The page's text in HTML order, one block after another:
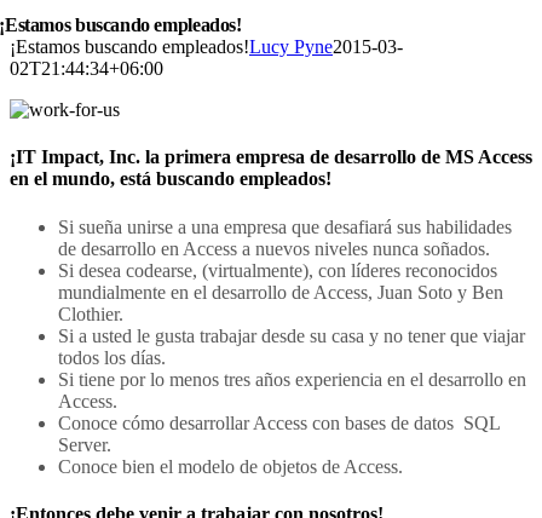
¡Estamos buscando empleados!
¡Estamos buscando empleados!Lucy Pyne2015-03-
02T21:44:34+06:00
¡IT Impact, Inc. la primera empresa de desarrollo de MS Access
en el mundo, está buscando empleados!
Si sueña unirse a una empresa que desafiará sus habilidades
de desarrollo en Access a nuevos niveles nunca soñados.
Si desea codearse, (virtualmente), con líderes reconocidos
mundialmente en el desarrollo de Access, Juan Soto y Ben
Clothier.
Si a usted le gusta trabajar desde su casa y no tener que viajar
todos los días.
Si tiene por lo menos tres años experiencia en el desarrollo en
Access.
Conoce cómo desarrollar Access con bases de datos SQL
Server.
Conoce bien el modelo de objetos de Access.
¡Entonces debe venir a trabajar con nosotros!